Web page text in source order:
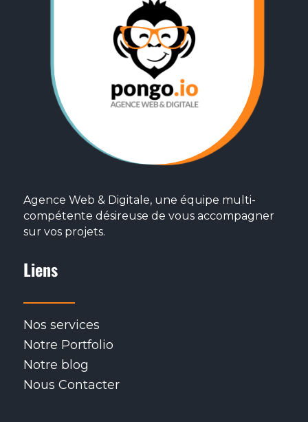
Agence Web & Digitale, une équipe multi-
compétente désireuse de vous accompagner
sur vos projets.
Liens
Nos services
Notre Portfolio
Notre blog
Nous Contacter